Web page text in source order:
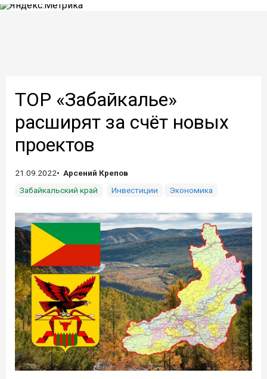
ТОР «Забайкалье»
расширят за счёт новых
проектов
21.09.2022
Арсений Крепов
Забайкальский край
Инвестиции Экономика